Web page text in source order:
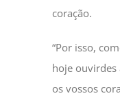
coração.
“Por isso,
hoje ouvirdes
os vossos